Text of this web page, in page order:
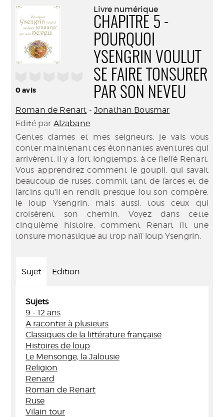
0avis
Livre numérique
CHAPITRE 5 -
POURQUOI
YSENGRIN VOULUT
SE FAIRE TONSURER
PAR SON NEVEU
Roman de Renart - Jonathan Bousmar
Edité par Alzabane
Gentes dames et mes seigneurs, je vais vous
conter maintenant ces étonnantes aventures qui
arrivèrent, il y a fort longtemps, à ce fieffé Renart.
Vous apprendrez comment le goupil, qui savait
beaucoup de ruses, commit tant de farces et de
larcins qu'il en rendit presque fou son compère,
le loup Ysengrin, mais aussi, tous ceux qui
croisèrent son chemin. Voyez dans cette
cinquième histoire, comment Renart fit une
tonsure monastique au trop naïf loup Ysengrin.
Sujet Edition
Sujets
9 - 12 ans
A raconter à plusieurs
Classiques de la littérature française
Histoires de loup
Le Mensonge, la Jalousie
Religion
Renard
Roman de Renart
Ruse
Vilain tour